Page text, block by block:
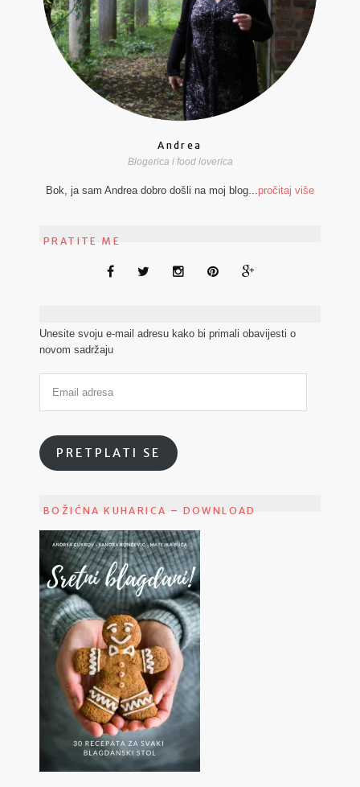
Andrea
Blogerica i food loverica
Bok, ja sam Andrea dobro došli na moj blog... pročitaj više
PRATITE ME
Unesite svoju e-mail adresu kako bi primali obavijesti o
novom sadržaju
PRETPLATI SE
BOŽIĆNA KUHARICA – DOWNLOAD